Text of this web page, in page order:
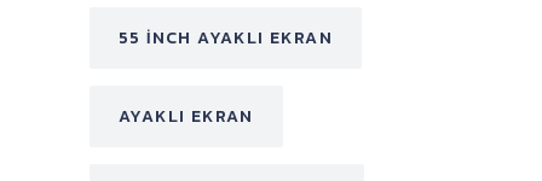
55 INCH AYAKLI EKRAN
AYAKLI EKRAN